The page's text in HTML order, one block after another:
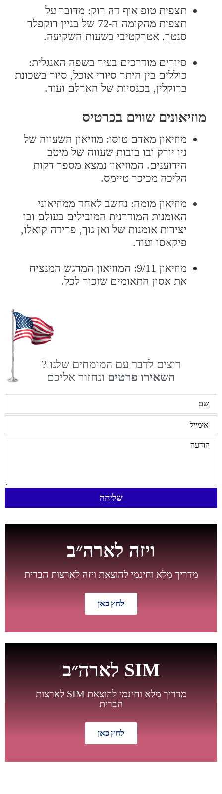
תצפית טופ אוף דה רוק: מדובר על
תצפית מהקומה ה-72 של בניין רוקפלר
סנטר. אטרקטיבי בשעות השקיעה.
סיורים מודרכים בעיר בשפה האנגלית:
כוללים בין היתר סיורי אוכל, סיור בשכונת
ברוקלין, בכנסיות של הארלם ועוד.
מוזיאונים שווים בכרטיס
מוזיאון מאדם טוסו: מוזיאון השעווה של
ניו יורק ובו בובות שעווה של מיטב
הידוענים. המוזיאון נמצא מספר דקות
הליכה מכיכר טיימס.
מוזיאון מומה: נחשב לאחד ממוזיאוני
האומנות המודרנית המובילים בעולם ובו
יצירות אומנות של ואן גוך, פרידה קואלו,
פיקאסו ועוד.
מוזיאון 9/11: המוזיאון המרגש המנציח
את אסון התאומים שזכור לכל.
רוצים לדבר עם המומחים שלנו ?
השאירו פרטים ונחזור אליכם
שליחה
ויזה לארה״ב
מדריך מלא וחינמי להוצאת ויזה לארצות הברית
לחץ כאן
SIM לארה״ב
מדריך מלא וחינמי להוצאת SIM לארצות
הברית
לחץ כאן